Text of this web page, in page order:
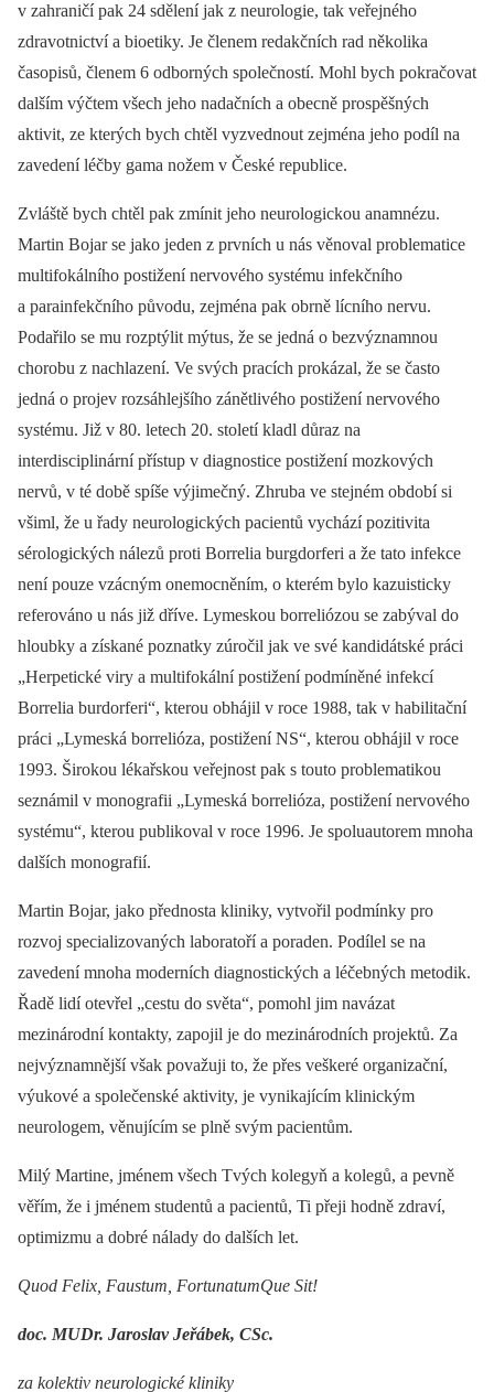
v zahraničí pak 24 sdělení jak z neurologie, tak veřejného
zdravotnictví a bioetiky. Je členem redakčních rad několika
časopisů, členem 6 odborných společností. Mohl bych pokračovat
dalším výčtem všech jeho nadačních a obecně prospěšných
aktivit, ze kterých bych chtěl vyzvednout zejména jeho podíl na
zavedení léčby gama nožem v České republice.
Zvláště bych chtěl pak zmínit jeho neurologickou anamnézu.
Martin Bojar se jako jeden z prvních u nás věnoval problematice
multifokálního postižení nervového systému infekčního
a parainfekčního původu, zejména pak obrně lícního nervu.
Podařilo se mu rozptýlit mýtus, že se jedná o bezvýznamnou
chorobu z nachlazení. Ve svých pracích prokázal, že se často
jedná o projev rozsáhlejšího zánětlivého postižení nervového
systému. Již v 80. letech 20. století kladl důraz na
interdisciplinární přístup v diagnostice postižení mozkových
nervů, v té době spíše výjimečný. Zhruba ve stejném období si
všiml, že u řady neurologických pacientů vychází pozitivita
sérologických nálezů proti Borrelia burgdorferi a že tato infekce
není pouze vzácným onemocněním, o kterém bylo kazuisticky
referováno u nás již dříve. Lymeskou borreliózou se zabýval do
hloubky a získané poznatky zúročil jak ve své kandidátské práci
„Herpetické viry a multifokální postižení podmíněné infekcí
Borrelia burdorferi“, kterou obhájil v roce 1988, tak v habilitační
práci „Lymeská borrelióza, postižení NS“, kterou obhájil v roce
1993. Širokou lékařskou veřejnost pak s touto problematikou
seznámil v monografii „Lymeská borrelióza, postižení nervového
systému“, kterou publikoval v roce 1996. Je spoluautorem mnoha
dalších monografií.
Martin Bojar, jako přednosta kliniky, vytvořil podmínky pro
rozvoj specializovaných laboratoří a poraden. Podílel se na
zavedení mnoha moderních diagnostických a léčebných metodik.
Řadě lidí otevřel „cestu do světa“, pomohl jim navázat
mezinárodní kontakty, zapojil je do mezinárodních projektů. Za
nejvýznamnější však považuji to, že přes veškeré organizační,
výukové a společenské aktivity, je vynikajícím klinickým
neurologem, věnujícím se plně svým pacientům.
Milý Martine, jménem všech Tvých kolegyň a kolegů, a pevně
věřím, že i jménem studentů a pacientů, Ti přeji hodně zdraví,
optimizmu a dobré nálady do dalších let.
Quod Felix, Faustum, FortunatumQue Sit!
doc. MUDr. Jaroslav Jeřábek, CSc.
za kolektiv neurologické kliniky